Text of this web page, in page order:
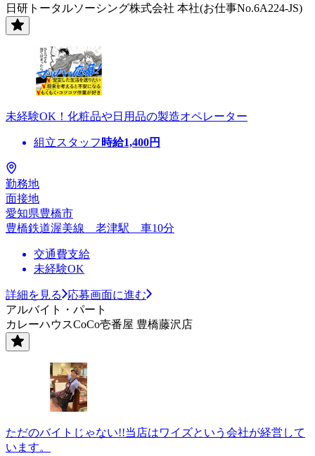
日研トータルソーシング株式会社 本社(お仕事No.6A224-JS)
未経験OK！化粧品や日用品の製造オペレーター
組立スタッフ 時給1,400円
勤務地
面接地
愛知県豊橋市
豊橋鉄道渥美線 老津駅 車10分
交通費支給
未経験OK
詳細を見る
応募画面に進む
アルバイト・パート
カレーハウスCoCo壱番屋 豊橋藤沢店
ただのバイトじゃない!!当店はワイズという会社が経営して
います。